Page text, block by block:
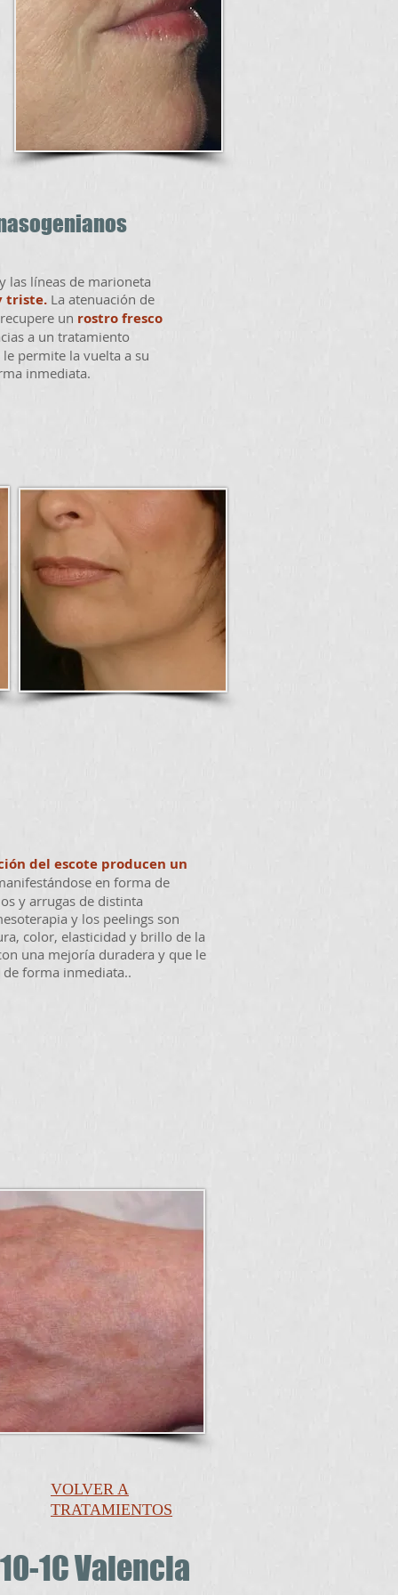
las líneas de marioneta
triste. La atenuación de
un rostro fresco
a un tratamiento
permite la vuelta a su
inmediata.
del escote producen un
en forma de
y arrugas de distinta
y los peelings son
color, elasticidad y brillo de la
una mejoría duradera y que le
forma inmediata..
VOLVER A
TRATAMIENTOS
1C Valencia